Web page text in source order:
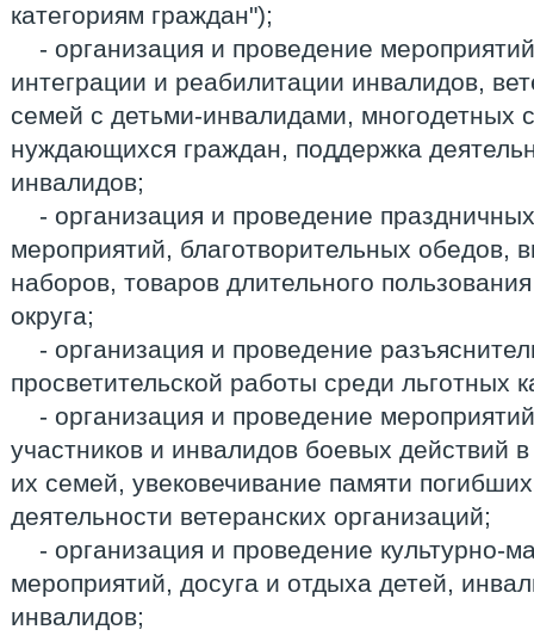
категориям граждан");
- организация и проведение
интеграции и реабилитации инвалидов,
семей с детьми-инвалидами, многодетных
нуждающихся граждан, поддержка
инвалидов;
- организация и проведение
мероприятий, благотворительных обедов,
наборов, товаров длительного
округа;
- организация и проведение
просветительской работы среди льготных
- организация и проведение
участников и инвалидов боевых действий
их семей, увековечивание памяти
деятельности ветеранских организаций;
- организация и проведение культурно-
мероприятий, досуга и отдыха детей,
инвалидов;